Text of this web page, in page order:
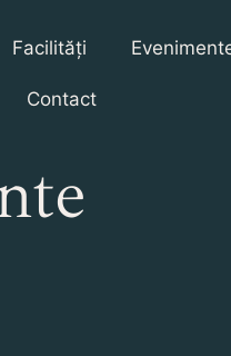
Facilități
Contact